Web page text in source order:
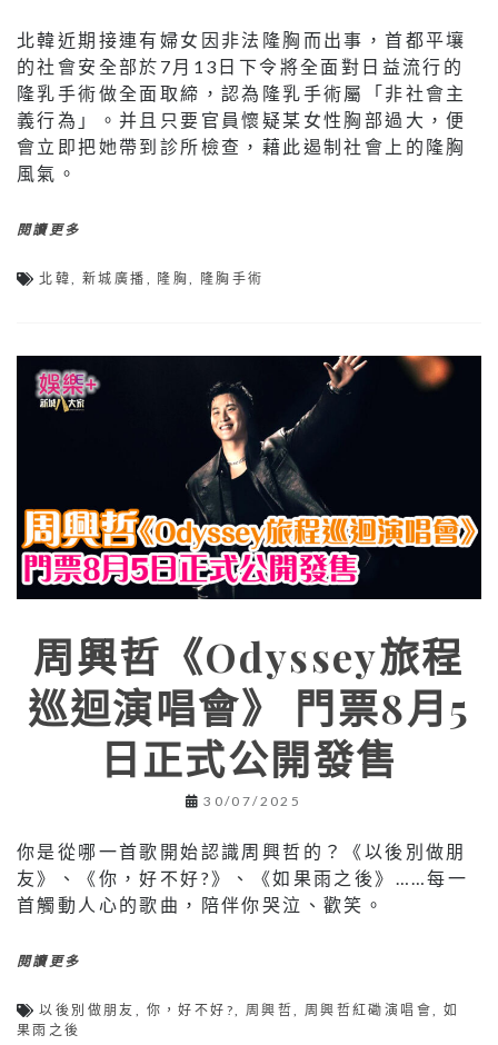
北韓近期接連有婦女因非法隆胸而出事，首都平壤
的社會安全部於7月13日下令將全面對日益流行的
隆乳手術做全面取締，認為隆乳手術屬「非社會主
義行為」。并且只要官員懷疑某女性胸部過大，便
會立即把她帶到診所檢查，藉此遏制社會上的隆胸
風氣。
閱讀更多
北韓,新城廣播 , 隆胸, 隆胸手術
周興哲《Odyssey旅程
巡迴演唱會》 門票8月5
日正式公開發售
30/07/2025
你是從哪一首歌開始認識周興哲的？《以後別做朋
友》、《你，好不好?》、《如果雨之後》……每一
首觸動人心的歌曲，陪伴你哭泣、歡笑。
閱讀更多
以後別做朋友 , 你，好不好?, 周興哲, 周興哲紅磡演唱會, 如
果雨之後